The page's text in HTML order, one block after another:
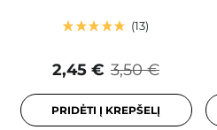
13
3,50 €
2,45 €
PRIDĖTI Į KREPŠELĮ